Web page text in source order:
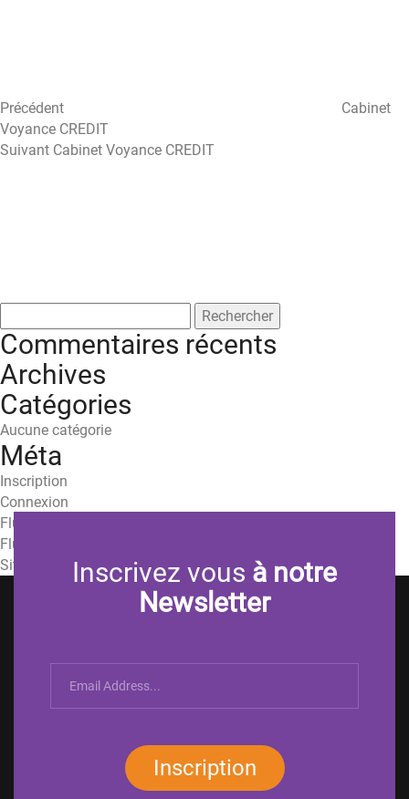
Précédent
Cabinet
Voyance CREDIT
Article
Suivant Cabinet Voyance CREDIT
Commentaires récents
Archives
Catégories
Aucune catégorie
Méta
Inscription
Connexion
Flux des publications
Flux des commentaires
Site de WordPress-FRInscrivez vous à notre
Newsletter
Inscription